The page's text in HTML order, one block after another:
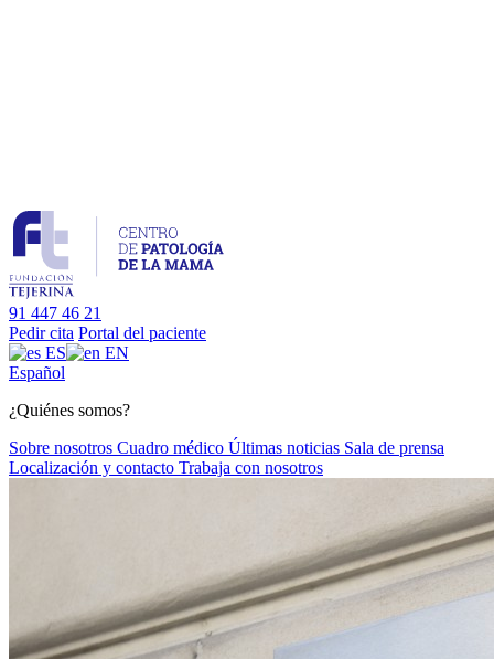
91 447 46 21
Pedir cita Portal del paciente
ES
EN
Español
¿Quiénes somos?
Sobre nosotros Cuadro médico Últimas noticias Sala de prensa
Localización y contacto Trabaja con nosotros